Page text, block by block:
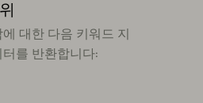
대한 다음 키워드 지
를 반환합니다: